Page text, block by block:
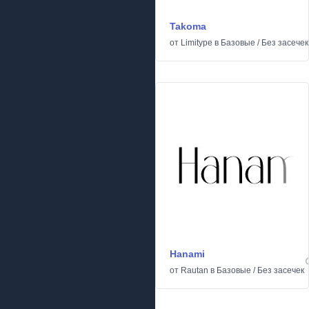
Takoma
от Limitype в Базовые / Без засечек
Hanami
от Rautan в Базовые / Без засечек